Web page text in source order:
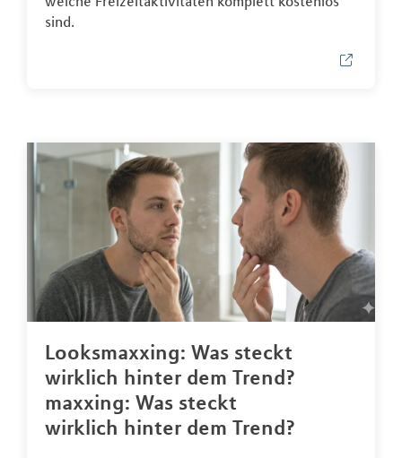
sind.
Looksmaxxing: Was steckt
wirklich hinter dem Trend?
maxxing: Was steckt
wirklich hinter dem Trend?